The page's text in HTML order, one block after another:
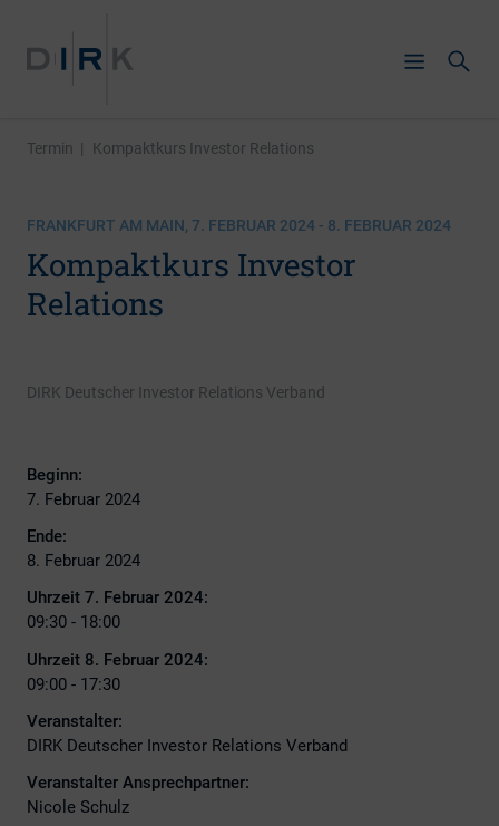
Termin | Kompaktkurs Investor Relations
FRANKFURT AM MAIN, 7. FEBRUAR 2024 - 8. FEBRUAR 2024
Kompaktkurs Investor
Relations
DIRK Deutscher Investor Relations Verband
Beginn:
7. Februar 2024
Ende:
8. Februar 2024
Uhrzeit 7. Februar 2024:
09:30 - 18:00
Uhrzeit 8. Februar 2024:
09:00 - 17:30
Veranstalter:
DIRK Deutscher Investor Relations Verband
Veranstalter Ansprechpartner:
Nicole Schulz